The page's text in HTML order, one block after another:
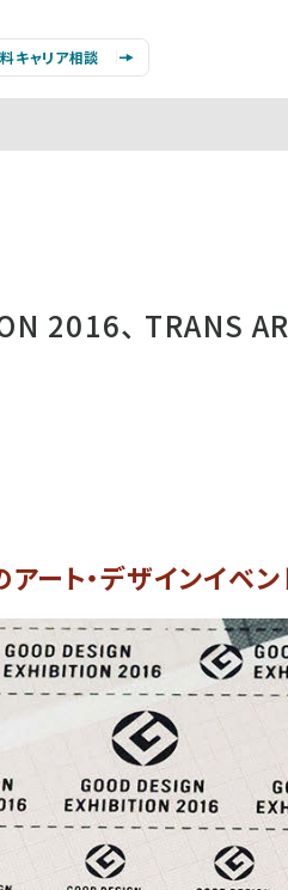
キャリア相談
2016、 TRANS
ート・デザインイベン